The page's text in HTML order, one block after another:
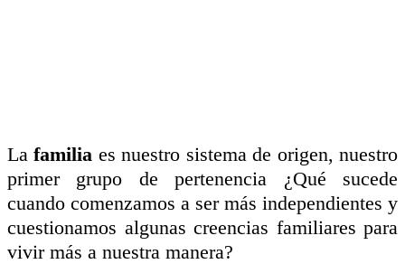
Lafamilia es nuestro sistema de origen, nuestro
primer grupo de pertenencia ¿Qué sucede
cuando comenzamos a ser más independientes y
cuestionamos algunas creencias familiares para
vivir más a nuestra manera?